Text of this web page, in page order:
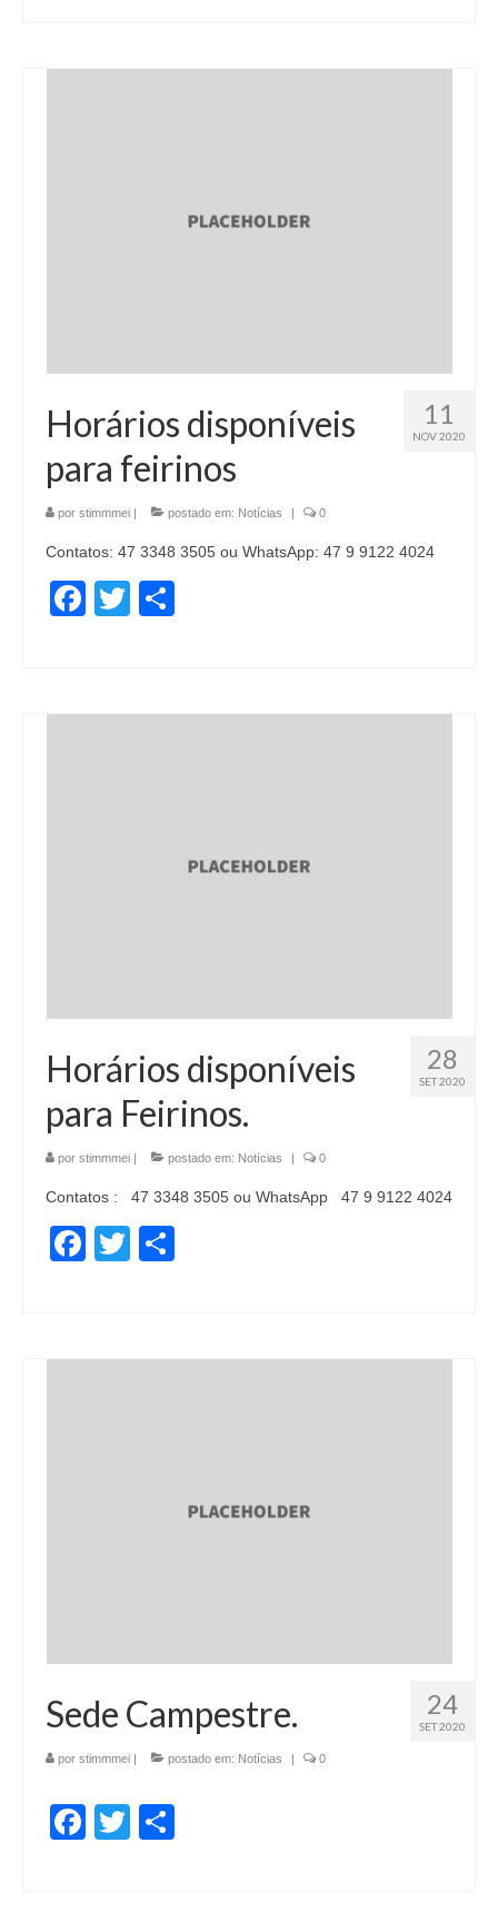
11
NOV 2020
Horários disponíveis
para feirinos
por stimmmei | postado em: Notícias | 0
Contatos: 47 3348 3505 ou WhatsApp: 47 9 9122 4024
Facebook
Twitter
28
SET 2020
Horários disponíveis
para Feirinos.
por stimmmei | postado em: Notícias | 0
Contatos : 47 3348 3505 ou WhatsApp 47 9 9122 4024
Facebook
Twitter
24
SET 2020
Sede Campestre.
por stimmmei | postado em: Notícias | 0
Facebook
Twitter